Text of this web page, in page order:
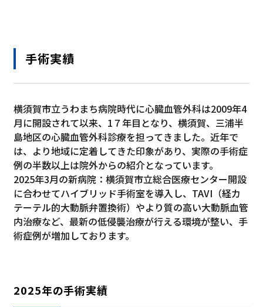
手術実績
横須賀市立うわまち病院時代に心臓血管外科は2009年4
月に開設されて以来、1７年目となり、横須賀、三浦半
島地区の心臓血管外科診療を担ってきました。近年で
は、より地域に定着してきた印象があり、実際の手術症
例の半数以上は院外からの紹介となっています。
2025年3月の新病院：横須賀市立総合医療センター開設
に合わせてハイブリッド手術室を導入し、TAVI（経カ
テーテル的大動脈弁置換術）やより質の高い大動脈血管
内治療など、最新の低侵襲治療が行える環境が整い、手
術症例が増加しております。
2025年の手術実績